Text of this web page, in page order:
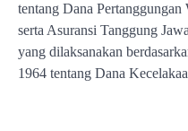
tentang Dana
serta Asuransi Tanggung
yang dilaksanakan
1964 tentang Dana